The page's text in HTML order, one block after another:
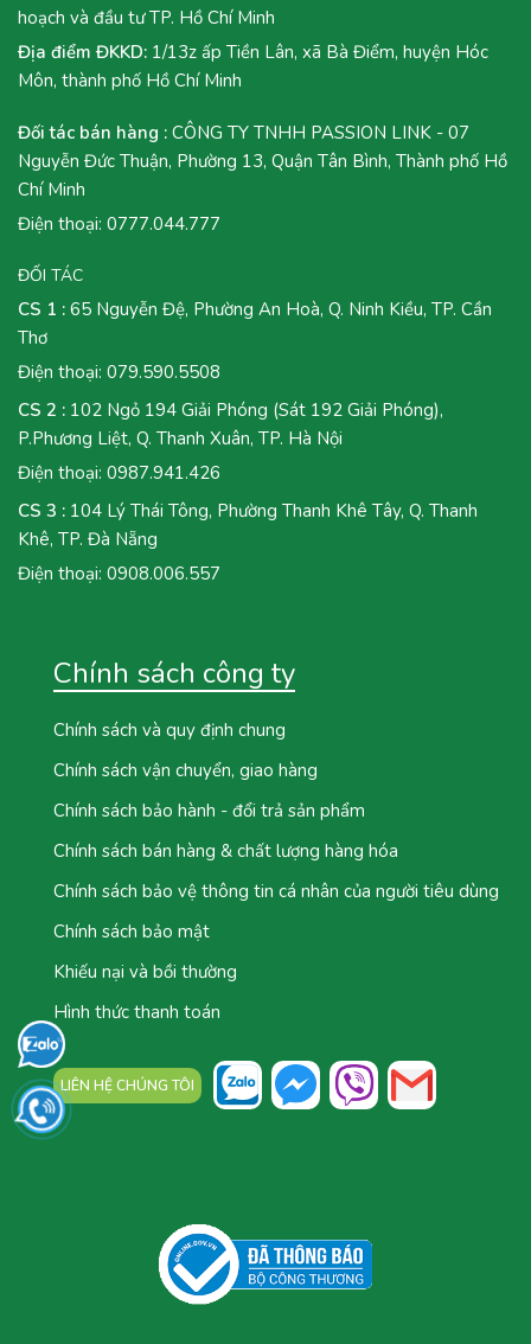
hoạch và đầu tư TP. Hồ Chí Minh
Địa điểm ĐKKD: 1/13z ấp Tiền Lân, xã Bà Điểm, huyện Hóc
Môn, thành phố Hồ Chí Minh
Đối tác bán hàng : CÔNG TY TNHH PASSION LINK - 07
Nguyễn Đức Thuận, Phường 13, Quận Tân Bình, Thành phố Hồ
Chí Minh
Điện thoại: 0777.044.777
ĐỐI TÁC
CS 1 : 65 Nguyễn Đệ, Phường An Hoà, Q. Ninh Kiều, TP. Cần
Thơ
Điện thoại: 079.590.5508
CS 2 : 102 Ngỏ 194 Giải Phóng (Sát 192 Giải Phóng),
P.Phương Liệt, Q. Thanh Xuân, TP. Hà Nội
Điện thoại: 0987.941.426
CS 3 : 104 Lý Thái Tông, Phường Thanh Khê Tây, Q. Thanh
Khê, TP. Đà Nẵng
Điện thoại: 0908.006.557
Chính sách công ty
Chính sách và quy định chung
Chính sách vận chuyển, giao hàng
Chính sách bảo hành - đổi trả sản phẩm
Chính sách bán hàng & chất lượng hàng hóa
Chính sách bảo vệ thông tin cá nhân của người tiêu dùng
Chính sách bảo mật
Khiếu nại và bồi thường
Hình thức thanh toán
LIÊN HỆ CHÚNG TÔI